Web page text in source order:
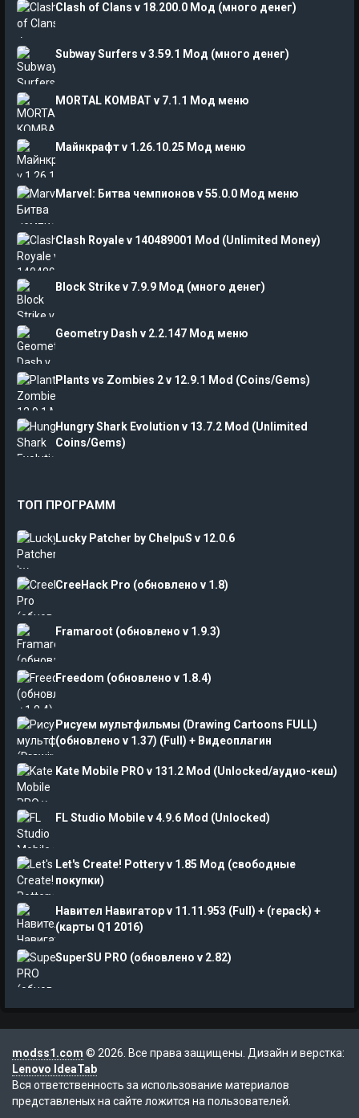
Clash of Clans v 18.200.0 Мод (много денег)
Subway Surfers v 3.59.1 Мод (много денег)
MORTAL KOMBAT v 7.1.1 Мод меню
Майнкрафт v 1.26.10.25 Мод меню
Marvel: Битва чемпионов v 55.0.0 Мод меню
Clash Royale v 140489001 Mod (Unlimited Money)
Block Strike v 7.9.9 Мод (много денег)
Geometry Dash v 2.2.147 Мод меню
Plants vs Zombies 2 v 12.9.1 Mod (Coins/Gems)
Hungry Shark Evolution v 13.7.2 Mod (Unlimited
Coins/Gems)
ТОП ПРОГРАММ
Lucky Patcher by ChelpuS v 12.0.6
CreeHack Pro (обновлено v 1.8)
Framaroot (обновлено v 1.9.3)
Freedom (обновлено v 1.8.4)
Рисуем мультфильмы (Drawing Cartoons FULL)
(обновлено v 1.37) (Full) + Видеоплагин
Kate Mobile PRO v 131.2 Mod (Unlocked/аудио-кеш)
FL Studio Mobile v 4.9.6 Mod (Unlocked)
Let's Create! Pottery v 1.85 Мод (свободные
покупки)
Навител Навигатор v 11.11.953 (Full) + (repack) +
(карты Q1 2016)
SuperSU PRO (обновлено v 2.82)
modss1.com © 2026. Все права защищены. Дизайн и верстка:
Lenovo IdeaTab
Вся ответственность за использование материалов
представленых на сайте ложится на пользователей.